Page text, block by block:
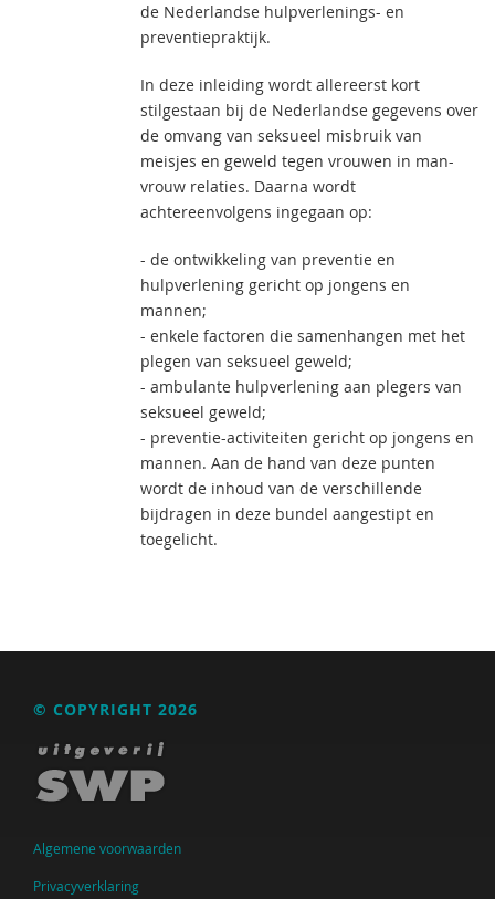
de Nederlandse hulpverlenings- en
preventiepraktijk.
In deze inleiding wordt allereerst kort
stilgestaan bij de Nederlandse gegevens over
de omvang van seksueel misbruik van
meisjes en geweld tegen vrouwen in man-
vrouw relaties. Daarna wordt
achtereenvolgens ingegaan op:
- de ontwikkeling van preventie en
hulpverlening gericht op jongens en
mannen;
- enkele factoren die samenhangen met het
plegen van seksueel geweld;
- ambulante hulpverlening aan plegers van
seksueel geweld;
- preventie-activiteiten gericht op jongens en
mannen. Aan de hand van deze punten
wordt de inhoud van de verschillende
bijdragen in deze bundel aangestipt en
toegelicht.
© COPYRIGHT 2026
Algemene voorwaarden
Privacyverklaring